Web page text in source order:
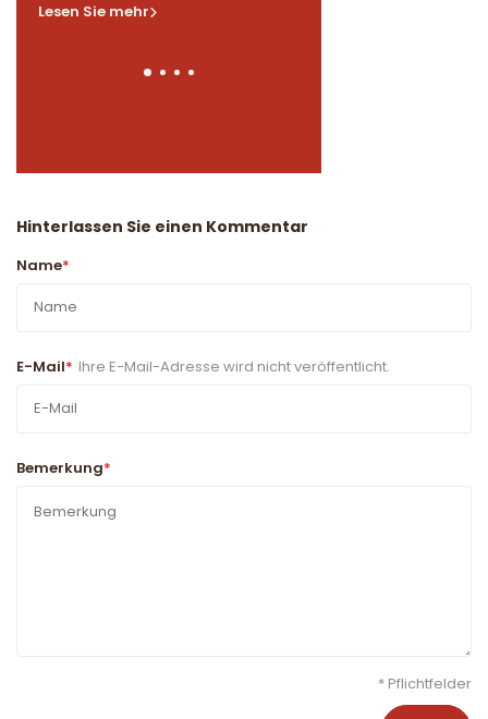
Lesen Sie mehr
Hinterlassen Sie einen Kommentar
Name*
E-Mail* Ihre E-Mail-Adresse wird nicht veröffentlicht.
Bemerkung*
* Pflichtfelder